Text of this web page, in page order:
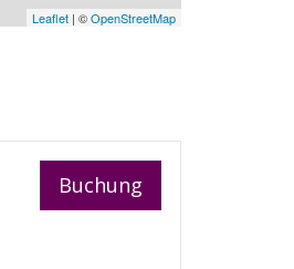
Leaflet | ©OpenStreetMap
Buchung